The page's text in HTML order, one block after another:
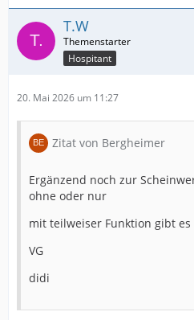
T.W
Hospitant
20. Mai 2026 um 11:27
Zitat von Bergheimer
Ergänzend noch zur
ohne oder nur
mit teilweiser Funktion gibt es
VG
didi